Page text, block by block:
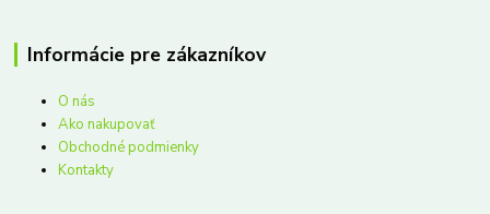
Informácie pre zákazníkov
O nás
Ako nakupovať
Obchodné podmienky
Kontakty